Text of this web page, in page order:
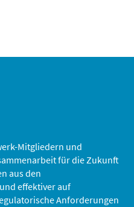
Mitgliedern und
für die Zukunft
aus den
effektiver auf
Anforderungen